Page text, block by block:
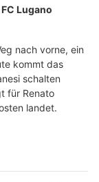
Lugano
nach vorne, ein
kommt das
schalten
für Renato
landet.